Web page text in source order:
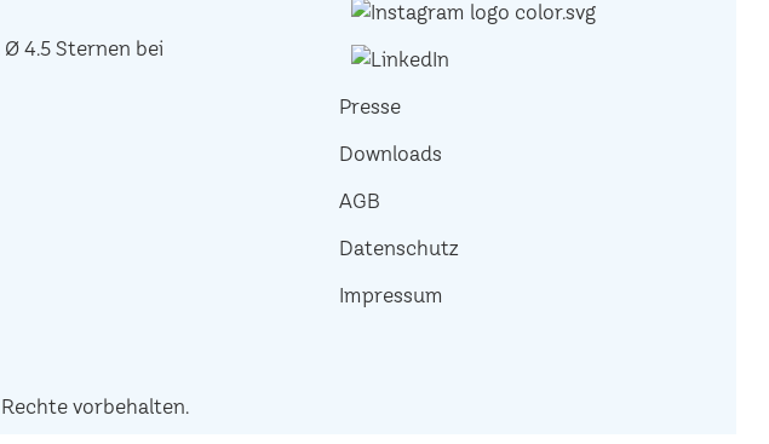
4.5 Sternen bei
Presse
Downloads
AGB
Datenschutz
Impressum
vorbehalten.